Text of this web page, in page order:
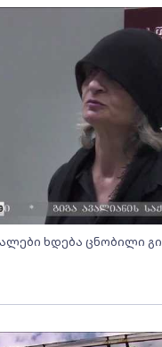
ხდება ცნობილი